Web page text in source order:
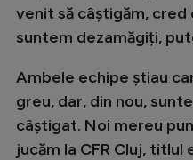
Ciclism
Alte sporturi
JO 2024
JO 2026
venit să câștigăm, cred
suntem dezamăgiți,
Ambele echipe știau
greu, dar, din nou,
câștigat. Noi mereu
jucăm la CFR Cluj,